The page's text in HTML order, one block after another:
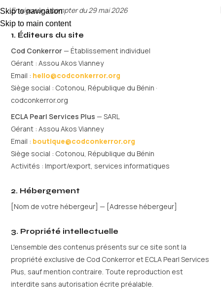
Skip to navigation
Skip to main content
En vigueur à compter du 29 mai 2026
1. Éditeurs du site
Cod Conkerror— Établissement individuel
Gérant : Assou Akos Vianney
Email : hello@codconkerror.org
Siège social : Cotonou, République du Bénin ·
codconkerror.org
ECLA Pearl Services Plus — SARL
Gérant : Assou Akos Vianney
Email : boutique@codconkerror.org
Siège social : Cotonou, République du Bénin
Activités : Import/export, services informatiques
2. Hébergement
[Nom de votre hébergeur] — [Adresse hébergeur]
3. Propriété intellectuelle
L'ensemble des contenus présents sur ce site sont la
propriété exclusive de Cod Conkerror et ECLA Pearl Services
Plus, sauf mention contraire. Toute reproduction est
interdite sans autorisation écrite préalable.